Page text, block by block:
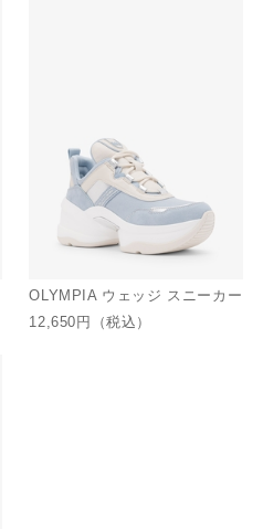
OLYMPIA ウェッジ スニーカー
12,650円
（税込）